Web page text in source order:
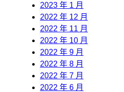
2023 年 1 月
2022 年 12 月
2022 年 11 月
2022 年 10 月
2022 年 9 月
2022 年 8 月
2022 年 7 月
2022 年 6 月